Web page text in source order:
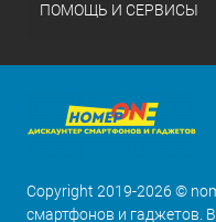
ПОМОЩЬ И СЕРВИСЫ
Copyright 2019-2026 ©
смартфонов и гаджетов.